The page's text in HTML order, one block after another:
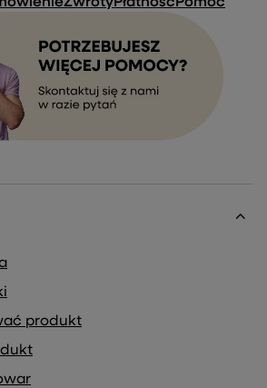
produkt